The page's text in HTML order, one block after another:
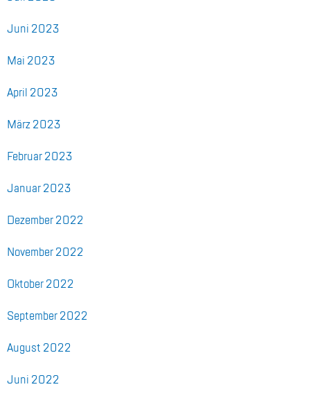
Juni 2023
Mai 2023
April 2023
März 2023
Fe­bru­ar 2023
Ja­nu­ar 2023
De­zem­ber 2022
No­vem­ber 2022
Ok­to­ber 2022
Sep­tem­ber 2022
Au­gust 2022
Juni 2022